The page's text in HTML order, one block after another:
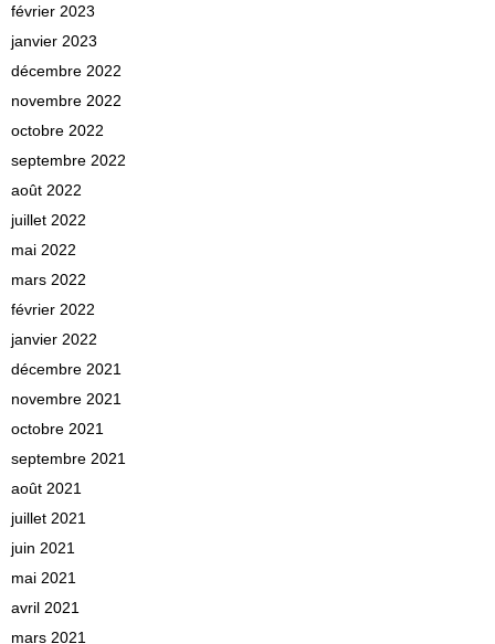
février 2023
janvier 2023
décembre 2022
novembre 2022
octobre 2022
septembre 2022
août 2022
juillet 2022
mai 2022
mars 2022
février 2022
janvier 2022
décembre 2021
novembre 2021
octobre 2021
septembre 2021
août 2021
juillet 2021
juin 2021
mai 2021
avril 2021
mars 2021